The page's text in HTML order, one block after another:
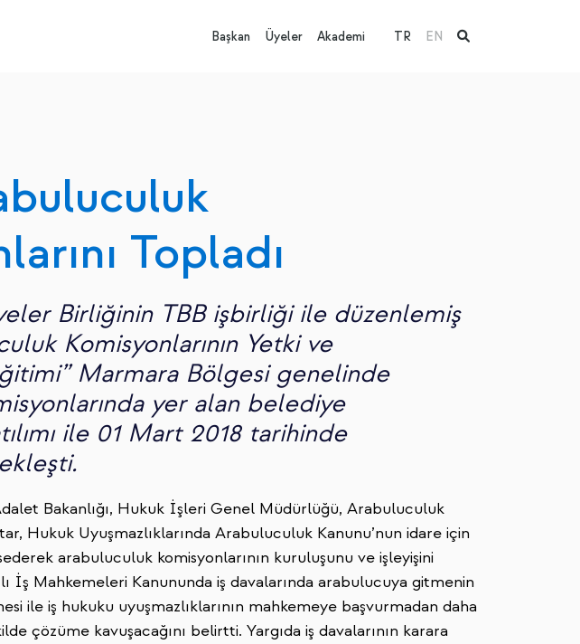
Başkan Üyeler Akademi TR EN
Topladı
Birliğinin TBB işbirliği ile düzenlemiş
Komisyonlarının Yetki ve
Marmara Bölgesi genelinde
yer alan belediye
ile 01 Mart 2018 tarihinde
Bakanlığı, Hukuk İşleri Genel Müdürlüğü, Arabuluculuk
Hukuk Uyuşmazlıklarında Arabuluculuk Kanunu’nun idare için
arabuluculuk komisyonlarının kuruluşunu ve işleyişini
İş Mahkemeleri Kanununda iş davalarında arabulucuya gitmenin
ile iş hukuku uyuşmazlıklarının mahkemeye başvurmadan daha
çözüme kavuşacağını belirtti. Yargıda iş davalarının karara